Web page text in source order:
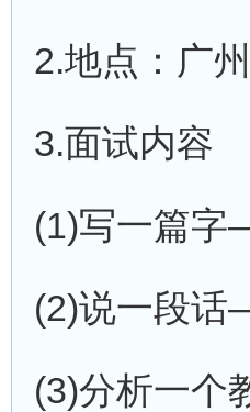
2.地点：广
3.面试内容
(1)写一篇
(2)说一段
(3)分析一